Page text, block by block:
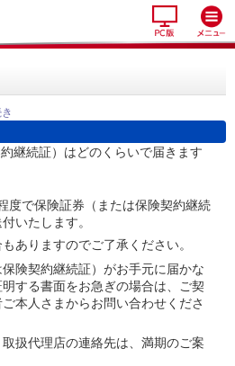
継続証）はどのくらいで届きます
度で保険証券（または保険契約継続
いたします。
ありますのでご了承ください。
険契約継続証）がお手元に届かな
する書面をお急ぎの場合は、ご契
本人さまからお問い合わせくださ
扱代理店の連絡先は、満期のご案